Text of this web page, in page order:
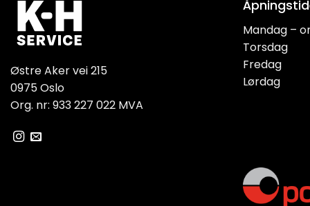
Østre Aker vei 215
0975 Oslo
Org. nr: 933 227 022 MVA
Mandag –
Torsdag
Fredag
Lørdag